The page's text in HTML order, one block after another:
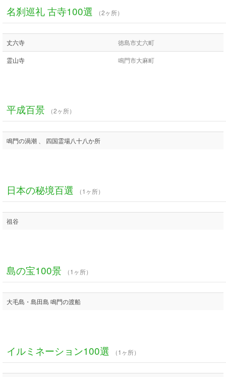
名刹巡礼 古寺100選 （2ヶ所）
丈六寺 徳島市丈六町
霊山寺 鳴門市大麻町
平成百景 （2ヶ所）
鳴門の渦潮 、 四国霊場八十八か所
日本の秘境百選 （1ヶ所）
祖谷
島の宝100景 （1ヶ所）
大毛島・島田島 鳴門の渡船
イルミネーション100選 （1ヶ所）